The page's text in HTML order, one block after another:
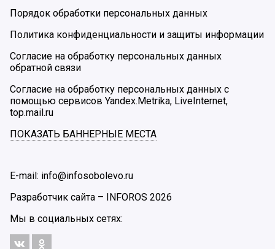
Порядок обработки персональных данных
Политика конфиденциальности и защиты информации
Согласие на обработку персональных данных
обратной связи
Согласие на обработку персональных данных с
помощью сервисов Yandex.Metrika, LiveInternet,
top.mail.ru
ПОКАЗАТЬ БАННЕРНЫЕ МЕСТА
E-mail: info@infosobolevo.ru
Разработчик сайта – INFOROS 2026
Мы в социальных сетях: